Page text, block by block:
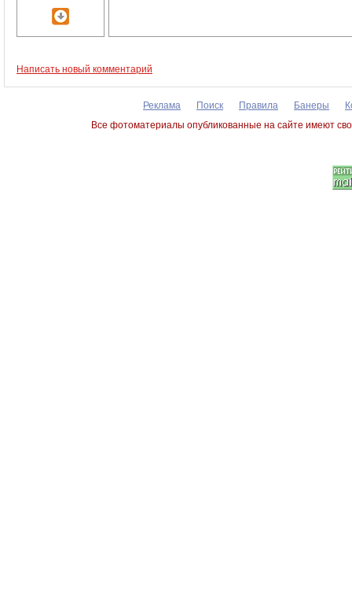
Написать новый комментарий
Реклама Поиск Правила Банеры
Все фотоматериалы опубликованные на сайте имеют